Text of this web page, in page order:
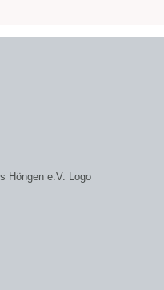
(2)
Höngen e.V. Logo